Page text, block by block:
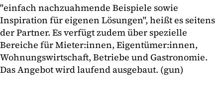
"einfach nachzuahmende Beispiele sowie
Inspiration für eigenen Lösungen", heißt es seitens
der Partner. Es verfügt zudem über spezielle
Bereiche für Mieter:innen, Eigentümer:innen,
Wohnungswirtschaft, Betriebe und Gastronomie.
Das Angebot wird laufend ausgebaut. (gun)